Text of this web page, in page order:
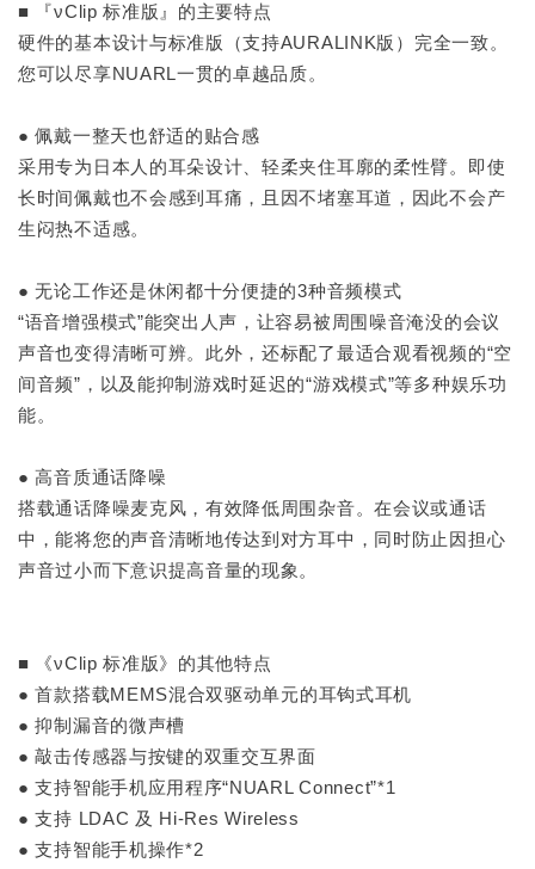
■ 『νClip 标准版』的主要特点
硬件的基本设计与标准版（支持AURALINK版）完全一致。
您可以尽享NUARL一贯的卓越品质。
● 佩戴一整天也舒适的贴合感
采用专为日本人的耳朵设计、轻柔夹住耳廓的柔性臂。即使
长时间佩戴也不会感到耳痛，且因不堵塞耳道，因此不会产
生闷热不适感。
● 无论工作还是休闲都十分便捷的3种音频模式
“语音增强模式”能突出人声，让容易被周围噪音淹没的会议
声音也变得清晰可辨。此外，还标配了最适合观看视频的“空
间音频”，以及能抑制游戏时延迟的“游戏模式”等多种娱乐功
能。
● 高音质通话降噪
搭载通话降噪麦克风，有效降低周围杂音。在会议或通话
中，能将您的声音清晰地传达到对方耳中，同时防止因担心
声音过小而下意识提高音量的现象。
■ 《νClip 标准版》的其他特点
● 首款搭载MEMS混合双驱动单元的耳钩式耳机
● 抑制漏音的微声槽
● 敲击传感器与按键的双重交互界面
● 支持智能手机应用程序“NUARL Connect”*1
● 支持 LDAC 及 Hi-Res Wireless
● 支持智能手机操作*2